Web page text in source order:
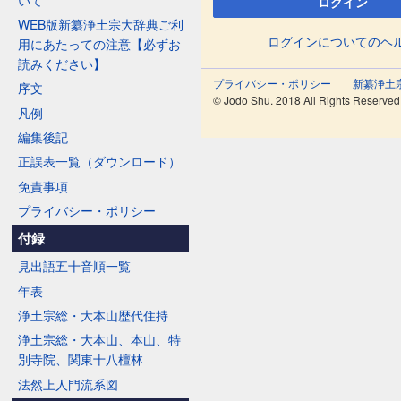
WEB版新纂浄土宗大辞典ご利
用にあたっての注意【必ずお
読みください】
序文
凡例
編集後記
正誤表一覧（ダウンロード）
免責事項
プライバシー・ポリシー
付録
見出語五十音順一覧
年表
浄土宗総・大本山歴代住持
浄土宗総・大本山、本山、特
別寺院、関東十八檀林
法然上人門流系図
ログインについてのヘ
プライバシー・ポリシー 新纂浄土
© Jodo Shu. 2018 All Rights Reserved.